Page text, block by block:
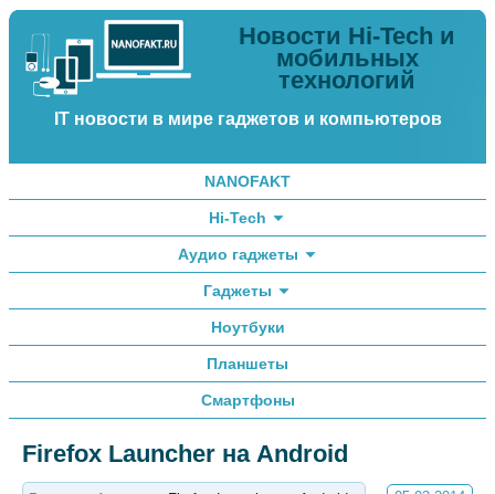
Новости Hi-Tech и
мобильных
технологий
IT новости в мире гаджетов и компьютеров
NANOFAKT
Hi-Tech
Аудио гаджеты
Гаджеты
Ноутбуки
Планшеты
Смартфоны
Firefox Launcher на Android